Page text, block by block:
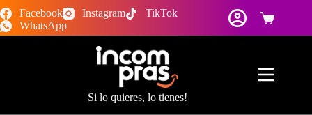
Saltar
al
contenido
Facebook Instagram
TikTok
WhatsApp
Carro
de
Si lo quieres, lo tienes!